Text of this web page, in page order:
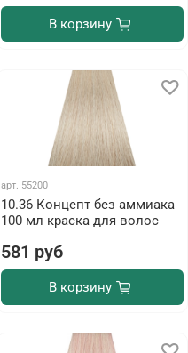
В корзину
арт. 55200
10.36 Концепт без аммиака
100 мл краска для волос
581 руб
В корзину